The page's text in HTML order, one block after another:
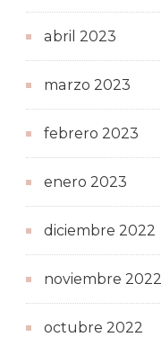
abril 2023
marzo 2023
febrero 2023
enero 2023
diciembre 2022
noviembre 2022
octubre 2022